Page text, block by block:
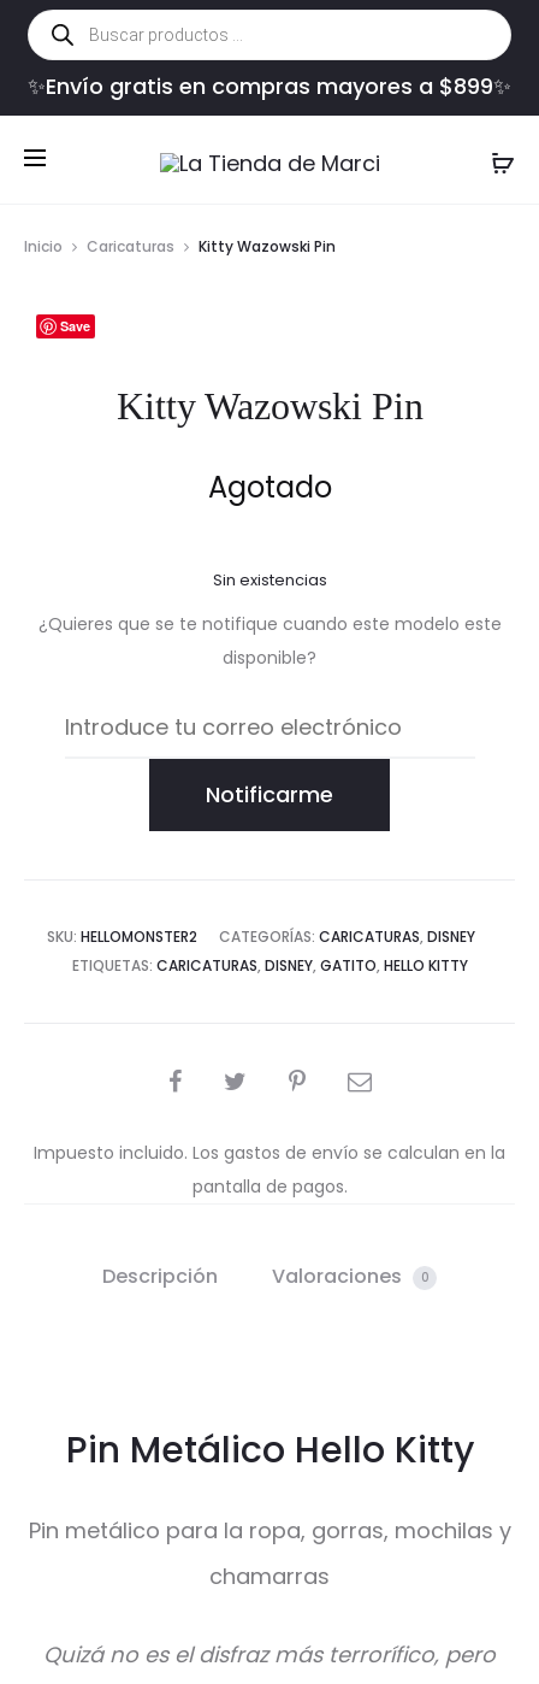
Búsqueda
de
productos
✨Envío gratis en compras mayores a $899✨
Inicio Caricaturas Kitty Wazowski Pin
Save
Kitty Wazowski Pin
Agotado
Sin existencias
¿Quieres que se te notifique cuando este modelo este
disponible?
Notificarme
SKU: HELLOMONSTER2 CATEGORÍAS: CARICATURAS, DISNEY
ETIQUETAS: CARICATURAS, DISNEY, GATITO, HELLO KITTY
COMPARTIR
Impuesto incluido. Los gastos de envío se calculan en la
pantalla de pagos.
Descripción Valoraciones 0
Pin Metálico Hello Kitty
Pin metálico para la ropa, gorras, mochilas y
chamarras
Quizá no es el disfraz más terrorífico, pero